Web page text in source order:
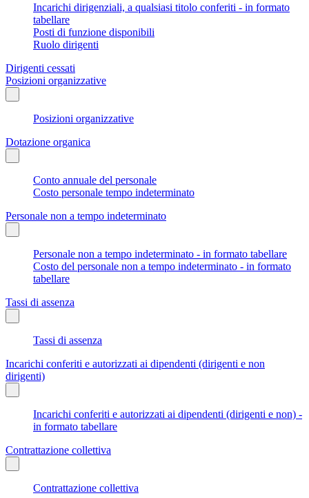
Incarichi dirigenziali, a qualsiasi titolo conferiti - in formato
tabellare
Posti di funzione disponibili
Ruolo dirigenti
Dirigenti cessati
Posizioni organizzative
Posizioni organizzative
Dotazione organica
Conto annuale del personale
Costo personale tempo indeterminato
Personale non a tempo indeterminato
Personale non a tempo indeterminato - in formato tabellare
Costo del personale non a tempo indeterminato - in formato
tabellare
Tassi di assenza
Tassi di assenza
Incarichi conferiti e autorizzati ai dipendenti (dirigenti e non
dirigenti)
Incarichi conferiti e autorizzati ai dipendenti (dirigenti e non) -
in formato tabellare
Contrattazione collettiva
Contrattazione collettiva